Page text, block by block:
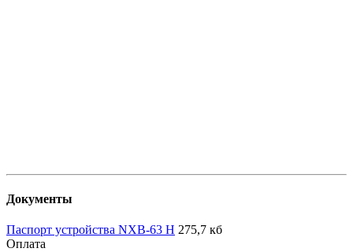
Документы
Паспорт устройства NXB-63 H 275,7 кб
Оплата